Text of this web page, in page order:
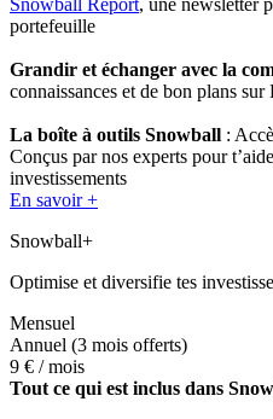
portefeuille
Grandir et échanger avec la
connaissances et de bon plans sur
La boîte à outils Snowball :
Conçus par nos experts pour
investissements
En savoir +
Snowball+
Optimise et diversifie tes
Mensuel
Annuel (3 mois offerts)
9 € / mois
Tout ce qui est inclus dans